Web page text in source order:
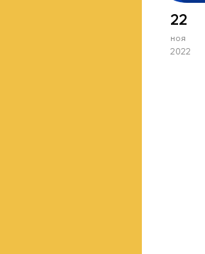
22
ноя
2022